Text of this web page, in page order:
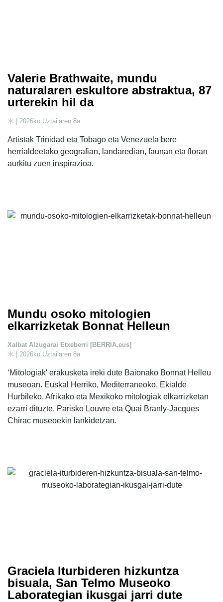
Valerie Brathwaite, mundu
naturalaren eskultore abstraktua, 87
urterekin hil da
| 2026ko Uztailaren 8a
Artistak Trinidad eta Tobago eta Venezuela bere
herrialdeetako geografian, landaredian, faunan eta floran
aurkitu zuen inspirazioa.
Mundu osoko mitologien
elkarrizketak Bonnat Helleun
Xalbat Alzugarai Etxeberri [BERRIA.eus]
| 2026ko Uztailaren 8a
‘Mitologiak' erakusketa ireki dute Baionako Bonnat Helleu
museoan. Euskal Herriko, Mediterraneoko, Ekialde
Hurbileko, Afrikako eta Mexikoko mitologiak elkarrizketan
ezarri dituzte, Parisko Louvre eta Quai Branly-Jacques
Chirac museoekin lankidetzan.
Graciela Iturbideren hizkuntza
bisuala, San Telmo Museoko
Laborategian ikusgai jarri dute